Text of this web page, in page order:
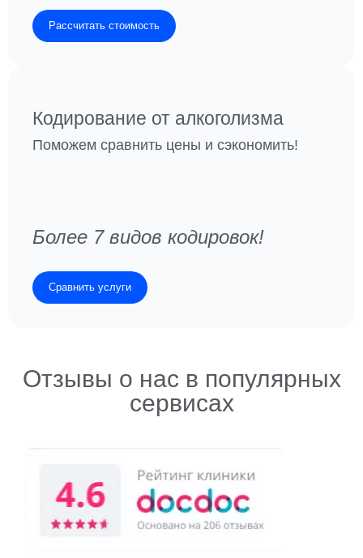
Рассчитать стоимость
Кодирование от алкоголизма
Поможем сравнить цены и сэкономить!
Более 7 видов кодировок!
Сравнить услуги
Отзывы о нас в популярных
сервисах